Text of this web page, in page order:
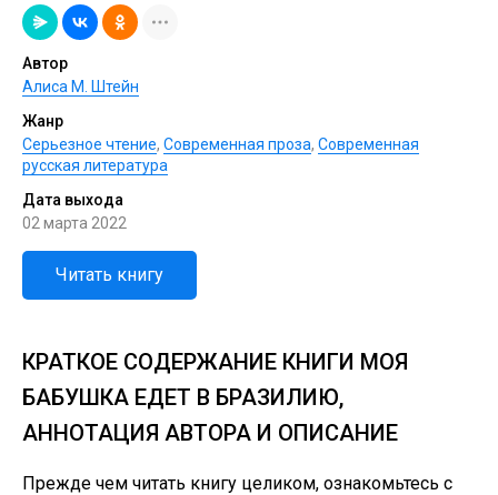
Автор
Алиса М. Штейн
Жанр
Серьезное чтение, Современная проза, Современная
русская литература
Дата выхода
02 марта 2022
Читать книгу
КРАТКОЕ СОДЕРЖАНИЕ КНИГИ МОЯ
БАБУШКА ЕДЕТ В БРАЗИЛИЮ,
АННОТАЦИЯ АВТОРА И ОПИСАНИЕ
Прежде чем читать книгу целиком, ознакомьтесь с